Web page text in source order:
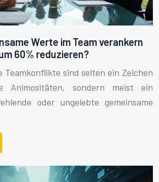
Werte im Team verankern
60% reduzieren?
Teamkonflikte sind selten ein Zeichen
Animositäten, sondern meist ein
oder ungelebte gemeinsame